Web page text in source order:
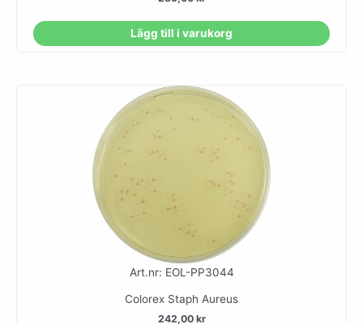
Lägg till i varukorg
Art.nr: EOL-PP3044
Colorex Staph Aureus
242,00 kr